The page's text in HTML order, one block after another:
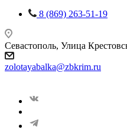
8 (869) 263-51-19
Севастополь, Улица
zolotayabalka@zbkrim.ru